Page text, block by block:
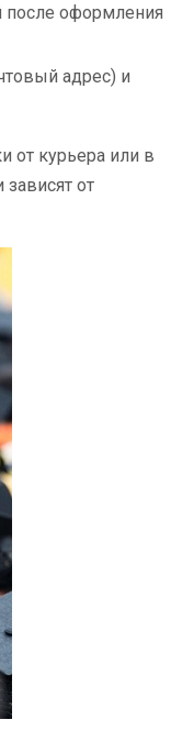
после оформления
адрес) и
от курьера или в
от